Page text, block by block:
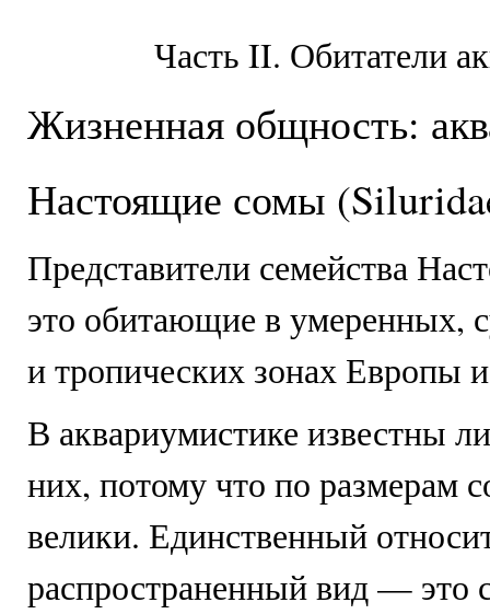
Часть II. Обитатели
Жизненная общность:
Настоящие сомы
Представители семейства
это обитающие в умеренных,
и тропических зонах Европы
В аквариумистике известны
них, потому что по размерам
велики. Единственный
распространенный вид — это